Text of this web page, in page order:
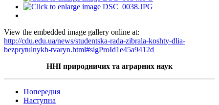
View the embedded image gallery online at:
http://cdu.edu.ua/news/studentska-rada-zibrala-koshty-dlia-
bezprytulnykh-tvaryn.html#sigProId1e45a9412d
ННІ природничих та аграрних наук
Попередня
Наступна